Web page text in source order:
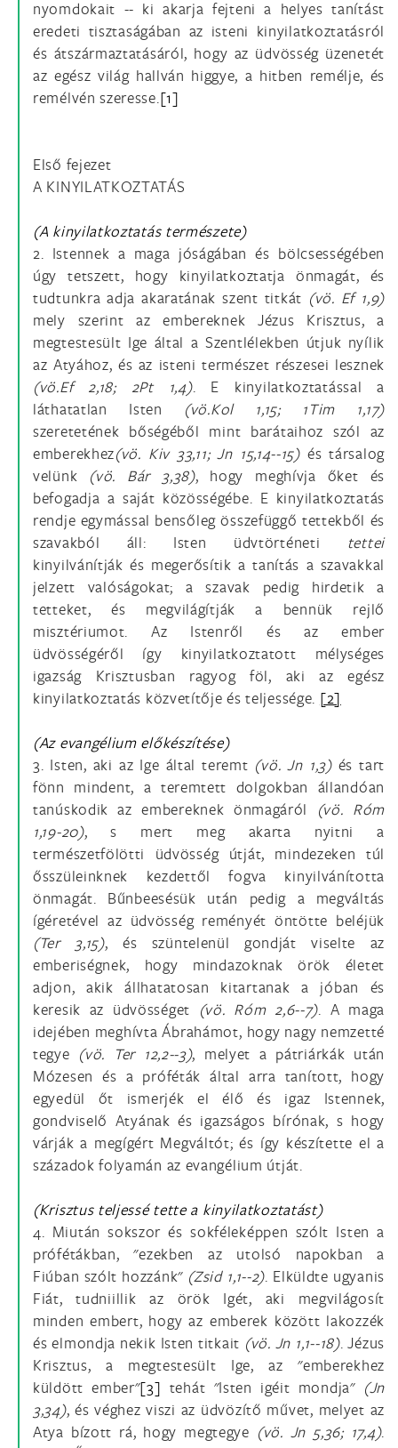
nyomdokait -- ki akarja fejteni a helyes tanítást
eredeti tisztaságában az isteni kinyilatkoztatásról
és átszármaztatásáról, hogy az üdvösség üzenetét
az egész világ hallván higgye, a hitben remélje, és
remélvén szeresse.[1]
Első fejezet
A KINYILATKOZTATÁS
(A kinyilatkoztatás természete)
2. Istennek a maga jóságában és bölcsességében
úgy tetszett, hogy kinyilatkoztatja önmagát, és
tudtunkra adja akaratának szent titkát (vö. Ef 1,9)
mely szerint az embereknek Jézus Krisztus, a
megtestesült Ige által a Szentlélekben útjuk nyílik
az Atyához, és az isteni természet részesei lesznek
(vö.Ef 2,18; 2Pt 1,4). E kinyilatkoztatással a
láthatatlan Isten (vö.Kol 1,15; 1Tim 1,17)
szeretetének bőségéből mint barátaihoz szól az
emberekhez(vö. Kiv 33,11; Jn 15,14--15)és társalog
velünk (vö. Bár 3,38), hogy meghívja őket és
befogadja a saját közösségébe. E kinyilatkoztatás
rendje egymással bensőleg összefüggő tettekből és
szavakból áll: Isten üdvtörténeti tettei
kinyilvánítják és megerősítik a tanítás a szavakkal
jelzett valóságokat; a szavak pedig hirdetik a
tetteket, és megvilágítják a bennük rejlő
misztériumot. Az Istenről és az ember
üdvösségéről így kinyilatkoztatott mélységes
igazság Krisztusban ragyog föl, aki az egész
kinyilatkoztatás közvetítője és teljessége. [2]
(Az evangélium előkészítése)
3. Isten, aki az Ige által teremt (vö. Jn 1,3)és tart
fönn mindent, a teremtett dolgokban állandóan
tanúskodik az embereknek önmagáról
(vö. Róm
1,19-20), s mert meg akarta nyitni a
természetfölötti üdvösség útját, mindezeken túl
ősszüleinknek kezdettől fogva kinyilvánította
önmagát. Bűnbeesésük után pedig a megváltás
ígéretével az üdvösség reményét öntötte beléjük
(Ter 3,15), és szüntelenül gondját viselte az
emberiségnek, hogy mindazoknak örök életet
adjon, akik állhatatosan kitartanak a jóban és
keresik az üdvösséget (vö. Róm 2,6--7). A maga
idejében meghívta Ábrahámot, hogy nagy nemzetté
tegye (vö. Ter 12,2--3), melyet a pátriárkák után
Mózesen és a próféták által arra tanított, hogy
egyedül őt ismerjék el élő és igaz Istennek,
gondviselő Atyának és igazságos bírónak, s hogy
várják a megígért Megváltót; és így készítette el a
századok folyamán az evangélium útját.
(Krisztus teljessé tette a kinyilatkoztatást)
4. Miután sokszor és sokféleképpen szólt Isten a
prófétákban, "ezekben az utolsó napokban a
Fiúban szólt hozzánk" (Zsid 1,1--2). Elküldte ugyanis
Fiát, tudniillik az örök Igét, aki megvilágosít
minden embert, hogy az emberek között lakozzék
és elmondja nekik Isten titkait (vö. Jn 1,1--18). Jézus
Krisztus, a megtestesült Ige, az "emberekhez
küldött ember"[3] tehát "Isten igéit mondja" (Jn
3,34), és véghez viszi az üdvözítő művet, melyet az
Atya bízott rá, hogy megtegye (vö. Jn 5,36; 17,4).